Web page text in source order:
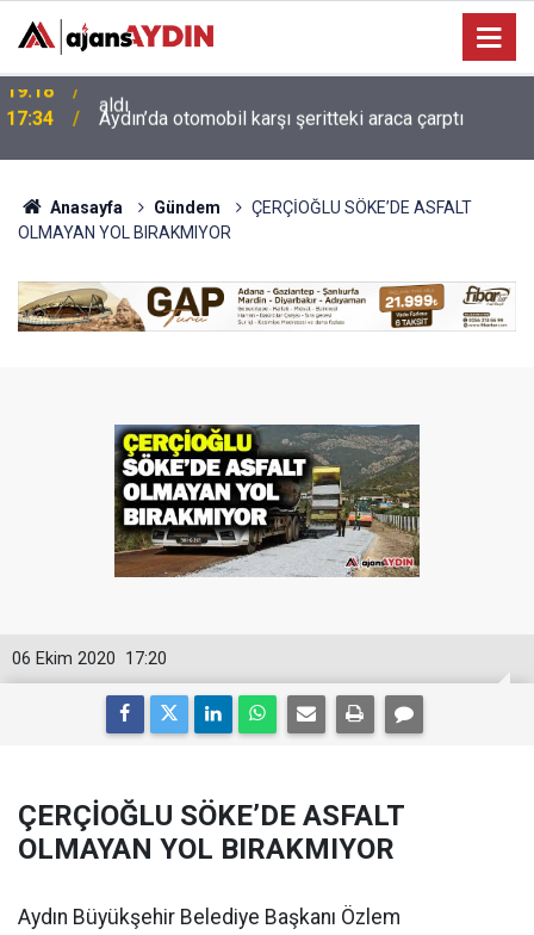
17:34 Aydın’da otomobil karşı şeritteki araca çarptı
Anasayfa Gündem
ÇERÇİOĞLU SÖKE’DE ASFALT
OLMAYAN YOL BIRAKMIYOR
17:20
06 Ekim 2020
ÇERÇİOĞLU SÖKE’DE ASFALT
OLMAYAN YOL BIRAKMIYOR
Aydın Büyükşehir Belediye Başkanı Özlem